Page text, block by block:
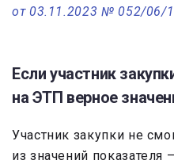
от 03.11.2023 № 052/06/
Если участник
на ЭТП верное
Участник закупки не
из значений показателя